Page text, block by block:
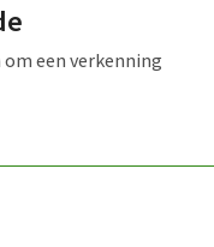
een verkenning